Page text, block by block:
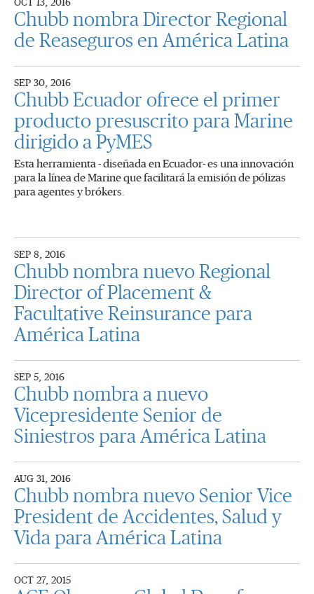
OCT 13, 2016
Chubb nombra Director Regional
de Reaseguros en América Latina
SEP 30, 2016
Chubb Ecuador ofrece el primer
producto presuscrito para Marine
dirigido a PyMES
Esta herramienta - diseñada en Ecuador- es una innovación
para la línea de Marine que facilitará la emisión de pólizas
para agentes y brókers.
SEP 8, 2016
Chubb nombra nuevo Regional
Director of Placement &
Facultative Reinsurance para
América Latina
SEP 5, 2016
Chubb nombra a nuevo
Vicepresidente Senior de
Siniestros para América Latina
AUG 31, 2016
Chubb nombra nuevo Senior Vice
President de Accidentes, Salud y
Vida para América Latina
OCT 27, 2015